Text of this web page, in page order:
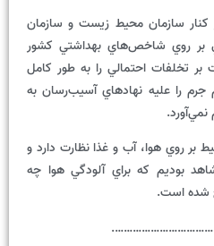
سازمان محيط زيست و سازمان
بر روي شاخص‌هاي بهداشتي کشور
تخلفات احتمالي را به طور کامل
جرم را عليه نهادهاي آسيب‌رسان به
روي هوا، آب و غذا نظارت دارد و
بوديم که براي آلودگي هوا چه
شده است.